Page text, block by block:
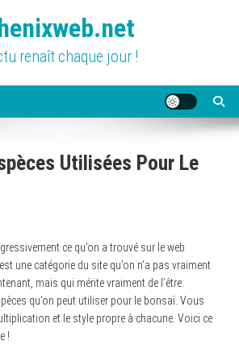
renaît chaque jour !
Utilisées Pour Le
ce qu’on a trouvé sur le web
une catégorie du site qu’on n’a pas vraiment
mais qui mérite vraiment de l’être.
qu’on peut utiliser pour le bonsaï. Vous
et le style propre à chacune. Voici ce
!